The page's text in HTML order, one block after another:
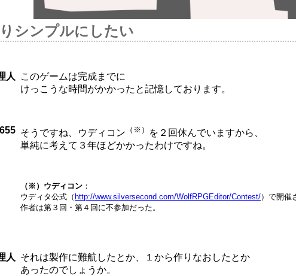
シンプルにしたい
人
このゲームは完成までに
けっこうな時間がかかったと記憶しております。
そうですね、ウディコン （※）
を２回休んでいますから、
単純に考えて３年ほどかかったわけですね。
（※）ウディコン ：
ウディタ公式（ http://www.silversecond.com/WolfRPGEditor/Contest/）で開催
作者は第３回・第４回に不参加だった。
人
それは製作に難航したとか、１から作りなおしたとか
あったのでしょうか。